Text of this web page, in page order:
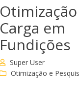
Carga em
Fundições
Super User
Otimização e